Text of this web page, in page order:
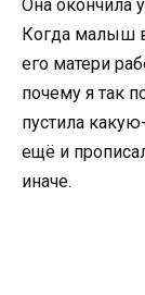
Она окончила
Когда малыш
его матери
почему я так
пустила
ещё и
иначе.